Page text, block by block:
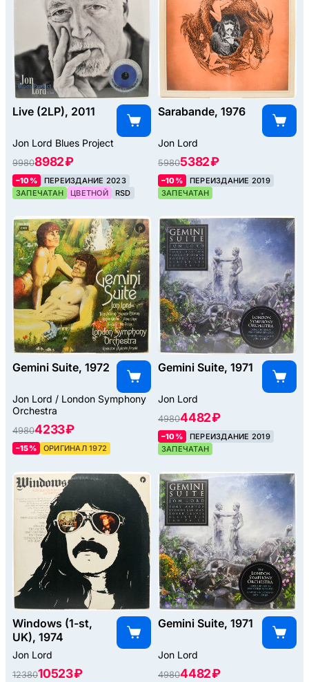
Live (2LP), 2011
Jon Lord Blues Project
99808982 ₽
–10%
ПЕРЕИЗДАНИЕ 2023
ЗАПЕЧАТАН
ЦВЕТНОЙ RSD
Sarabande, 1976
Jon Lord
59805382 ₽
–10%
ПЕРЕИЗДАНИЕ 2019
ЗАПЕЧАТАН
Gemini Suite, 1972
Jon Lord / London Symphony
Orchestra
49804233 ₽
–15% ОРИГИНАЛ 1972
Gemini Suite, 1971
Jon Lord
49804482 ₽
–10%
ПЕРЕИЗДАНИЕ 2019
ЗАПЕЧАТАН
Windows (1-st,
UK), 1974
Jon Lord
1238010523 ₽
Gemini Suite, 1971
Jon Lord
49804482 ₽